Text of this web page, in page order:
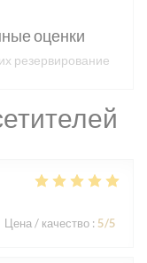
Цена / качество : 5/5
оценки
резервирование